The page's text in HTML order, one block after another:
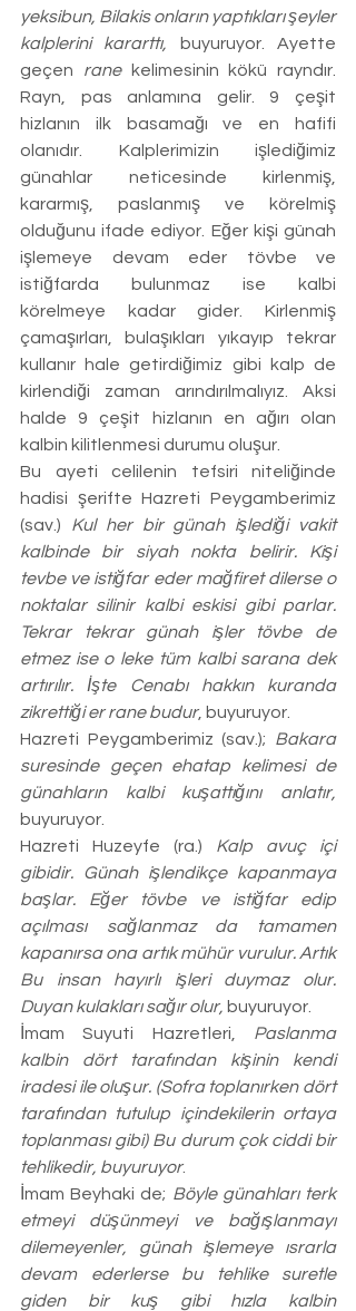
yeksibun, Bilakis onların yaptıkları şeyler
kalplerini kararttı,
buyuruyor. Ayette
geçen rane kelimesinin kökü rayndır.
Rayn, pas anlamına gelir. 9 çeşit
hizlanın ilk basamağı ve en hafifi
olanıdır. Kalplerimizin işlediğimiz
günahlar neticesinde kirlenmiş,
kararmış, paslanmış ve körelmiş
olduğunu ifade ediyor. Eğer kişi günah
işlemeye devam eder tövbe ve
istiğfarda bulunmaz ise kalbi
körelmeye kadar gider. Kirlenmiş
çamaşırları, bulaşıkları yıkayıp tekrar
kullanır hale getirdiğimiz gibi kalp de
kirlendiği zaman arındırılmalıyız. Aksi
halde 9 çeşit hizlanın en ağırı olan
kalbin kilitlenmesi durumu oluşur.
Bu ayeti celilenin tefsiri niteliğinde
hadisi şerifte Hazreti Peygamberimiz
(sav.) Kul her bir günah işlediği vakit
kalbinde bir siyah nokta belirir. Kişi
tevbe ve istiğfar eder mağfiret dilerse o
noktalar silinir kalbi eskisi gibi parlar.
Tekrar tekrar günah işler tövbe de
etmez ise o leke tüm kalbi sarana dek
artırılır. İşte Cenabı hakkın kuranda
zikrettiği er rane budur, buyuruyor.
Hazreti Peygamberimiz (sav.); Bakara
suresinde geçen ehatap kelimesi de
buyuruyor.
Hazreti Huzeyfe (ra.) Kalp avuç içi
gibidir. Günah işlendikçe kapanmaya
başlar. Eğer tövbe ve istiğfar edip
açılması sağlanmaz da tamamen
kapanırsa ona artık mühür vurulur. Artık
Bu insan hayırlı işleri duymaz olur.
Duyan kulakları sağır olur, buyuruyor.
İmam Suyuti Hazretleri, Paslanma
kalbin dört tarafından kişinin kendi
iradesi ile oluşur. (Sofra toplanırken dört
tarafından tutulup içindekilerin ortaya
toplanması gibi) Bu durum çok ciddi bir
tehlikedir, buyuruyor.
İmam Beyhaki de; Böyle günahları terk
etmeyi düşünmeyi ve bağışlanmayı
dilemeyenler, günah işlemeye ısrarla
devam ederlerse bu tehlike suretle
giden bir kuş gibi hızla kalbin